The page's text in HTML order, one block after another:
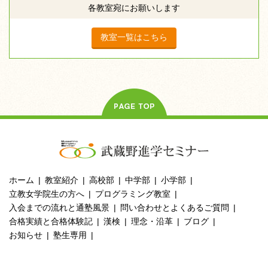
各教室宛にお願いします
教室一覧はこちら
ホーム 教室紹介 高校部 中学部
小学部
立教女学院生の方へ
プログラミング教室
入会までの流れと通塾風景
問い合わせとよくあるご質問
合格実績と合格体験記
漢検 理念・沿革
ブログ
お知らせ
塾生専用